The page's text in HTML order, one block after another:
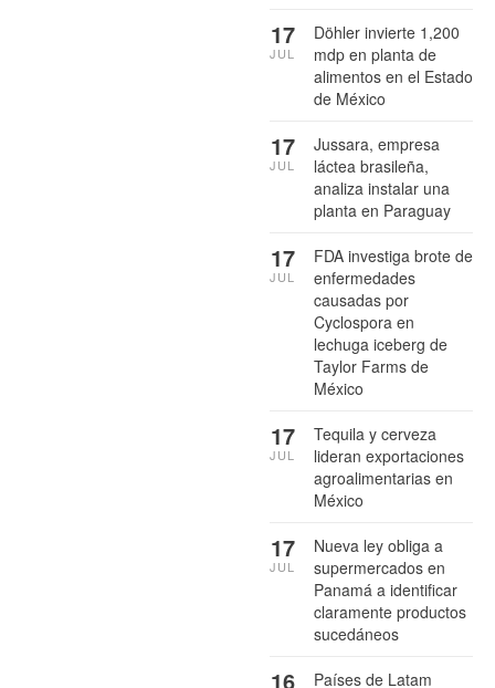
Döhler invierte 1,200
mdp en planta de
alimentos en el Estado
de México
17
JUL
Jussara, empresa
láctea brasileña,
analiza instalar una
planta en Paraguay
17
JUL
FDA investiga brote de
enfermedades
causadas por
Cyclospora en
lechuga iceberg de
Taylor Farms de
México
17
JUL
Tequila y cerveza
lideran exportaciones
agroalimentarias en
México
17
JUL
Nueva ley obliga a
supermercados en
Panamá a identificar
claramente productos
sucedáneos
17
JUL
Países de Latam
16